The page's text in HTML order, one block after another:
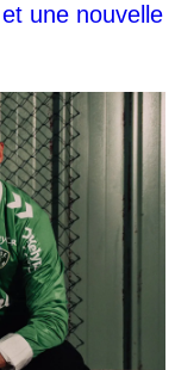
une nouvelle